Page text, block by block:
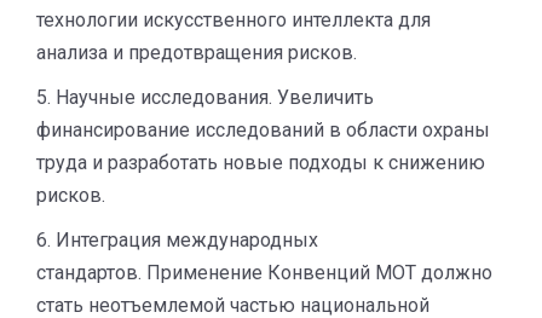
технологии искусственного интеллекта для
анализа и предотвращения рисков.
5. Научные исследования. Увеличить
финансирование исследований в области охраны
труда и разработать новые подходы к снижению
рисков.
6. Интеграция международных
стандартов. Применение Конвенций МОТ должно
стать неотъемлемой частью национальной